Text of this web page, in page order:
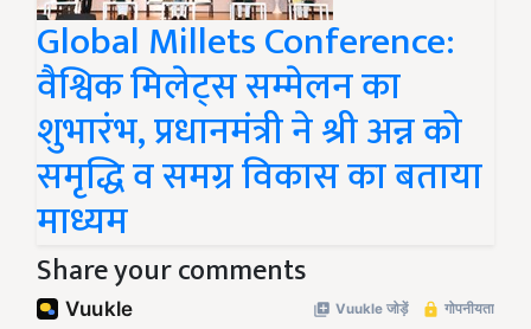
Global Millets Conference:
वैश्विक मिलेट्स सम्मेलन का
शुभारंभ, प्रधानमंत्री ने श्री अन्न को
समृद्धि व समग्र विकास का बताया
माध्यम
Share your comments